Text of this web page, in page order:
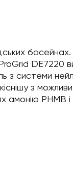
DE7220
з системи
з
амонію PHMB